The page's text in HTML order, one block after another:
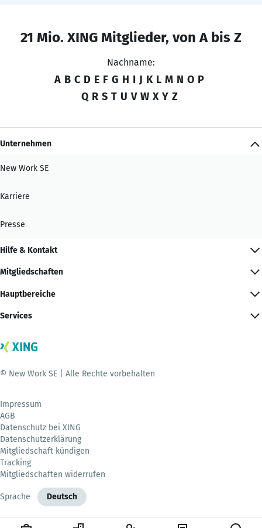
21 Mio. XING Mitglieder, von A bis Z
Nachname:
A B C D E F G H I J K L M N O P
Q R S T U V W X Y Z
Unternehmen
New Work SE
Karriere
Presse
Hilfe & Kontakt
Mitgliedschaften
Hauptbereiche
Services
© New Work SE | Alle Rechte vorbehalten
Impressum
AGB
Datenschutz bei XING
Datenschutzerklärung
Mitgliedschaft kündigen
Tracking
Mitgliedschaften widerrufen
Sprache Deutsch